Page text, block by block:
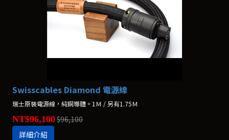
Swisscables Diamond 電源線
瑞士原裝電源線，純銅導體。1Ｍ / 另有1.75Ｍ
NT$96,100$96,100
詳細介紹